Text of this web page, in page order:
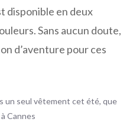
disponible en deux
Sans aucun doute,
d’aventure pour ces
un seul vêtement cet été, que
Cannes